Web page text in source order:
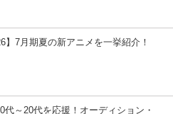
】7月期夏の新アニメを一挙紹介！
代～20代を応援！オーディション・